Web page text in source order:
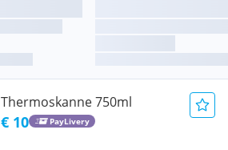
Thermoskanne 750ml
€ 10 PayLivery